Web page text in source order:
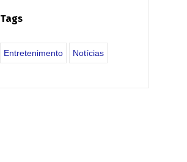
Tags
Entretenimento Notícias